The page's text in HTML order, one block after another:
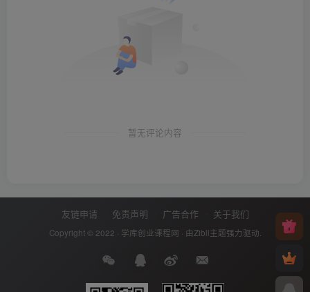
暂无评论内容
友链申请 免责声明 广告合作 关于我们
Copyright © 2022 · 学库创业课程网 · 由Zibll主题强力驱动.